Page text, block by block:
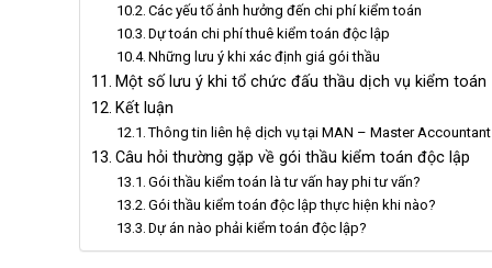
Các yếu tố ảnh hưởng đến chi phí kiểm toán
Dự toán chi phí thuê kiểm toán độc lập
Những lưu ý khi xác định giá gói thầu
Một số lưu ý khi tổ chức đấu thầu dịch vụ kiểm toán
Kết luận
Thông tin liên hệ dịch vụ tại MAN – Master
Câu hỏi thường gặp về gói thầu kiểm toán độc lập
Gói thầu kiểm toán là tư vấn hay phi tư vấn?
Gói thầu kiểm toán độc lập thực hiện khi nào?
Dự án nào phải kiểm toán độc lập?